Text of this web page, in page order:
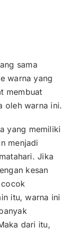
sama
warna yang
membuat
oleh warna ini.
yang memiliki
menjadi
Jika
kesan
itu, warna ini
dari itu,